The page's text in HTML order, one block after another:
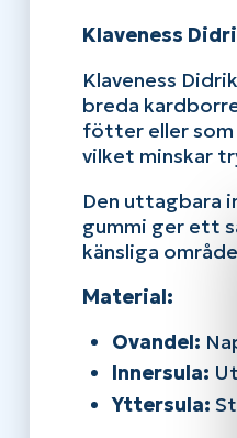
Klaveness
Klaveness
breda
fötter eller som
vilket minskar
Den uttagbara
gummi ger ett
känsliga
Material:
Ovandel:
Innersula:
Yttersula: